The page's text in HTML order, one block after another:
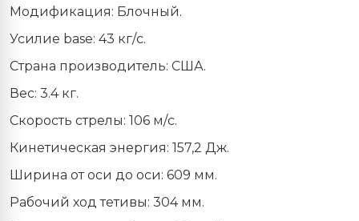
Модификация: Блочный.
Усилие base: 43 кг/с.
Страна производитель: США.
Вес: 3.4 кг.
Скорость стрелы: 106 м/с.
Кинетическая энергия: 157,2 Дж.
Ширина от оси до оси: 609 мм.
Рабочий ход тетивы: 304 мм.